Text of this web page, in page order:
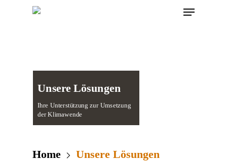
Menu
Unsere Lösungen
Ihre Unterstützung zur Umsetzung
der Klimawende
Home Unsere Lösungen